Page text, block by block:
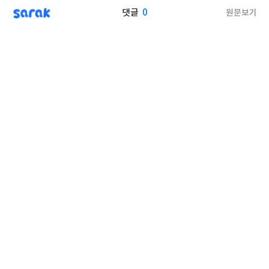
sarak 댓글 0 원문보기